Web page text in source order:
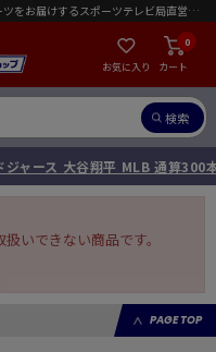
J SPORTSオンラインショップ 国内外の様々なスポーツをお届けするスポーツテレビ局直営店｜会員限定初回ご注文送料無料キャンペーン実施中！
お気に入り カート
0
検索
ジャース 大谷翔平 MLB 通算300
いできない商品です。
PAGE TOP